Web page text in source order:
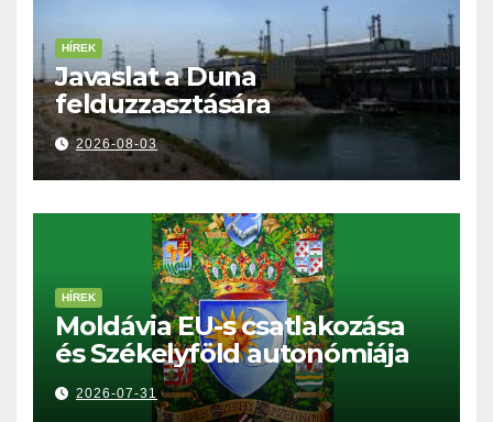
HÍREK
Javaslat a Duna
felduzzasztására
2026-08-03
HÍREK
Moldávia EU-s csatlakozása
és Székelyföld autonómiája
2026-07-31